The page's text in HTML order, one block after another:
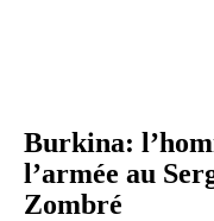
Burkina:
l’armée au
Zombré